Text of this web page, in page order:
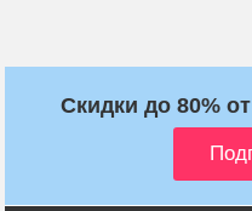
Скидки до 80%